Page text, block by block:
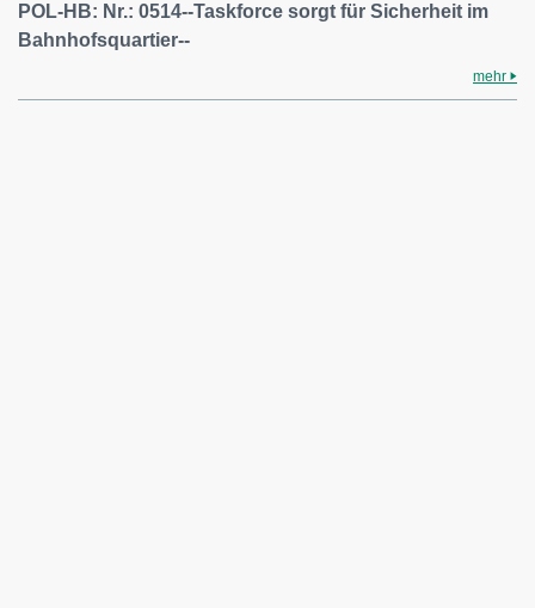
POL-HB: Nr.: 0514--Taskforce sorgt für Sicherheit im
Bahnhofsquartier--
mehr